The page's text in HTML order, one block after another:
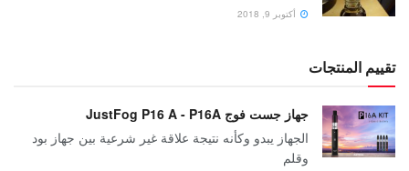
أكتوبر 9, 2018
تقييم المنتجات
جهاز جست فوج JustFog P16 A - P16A
الجهاز يبدو وكأنه نتيجة علاقة غير شرعية بين جهاز بود
وقلم